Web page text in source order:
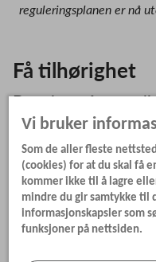
reguleringsplanen er nå
Få tilhørighet
Det gir også en
nabolaget,
et sosialt nettverk
eldre. Dette kan
og gi oss en
Vi bruker
Som de aller fleste
(cookies) for at du skal få
kommer ikke til å lagre
mindre du gir samtykke til
informasjonskapsler som
funksjoner på nettsiden.